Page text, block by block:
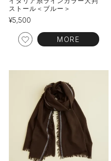
ストール＜ブルー＞
¥5,500
MORE